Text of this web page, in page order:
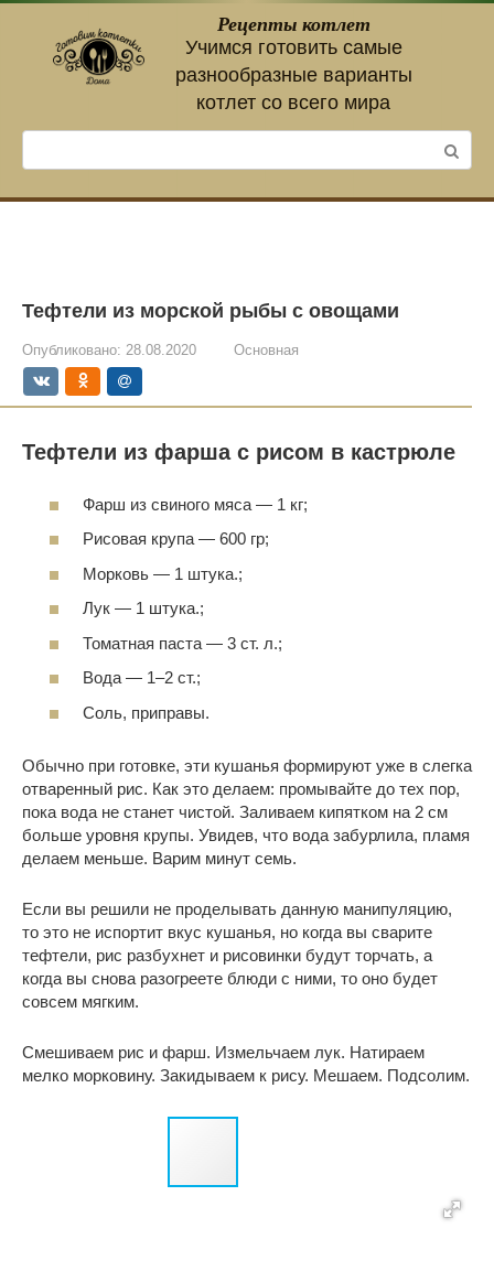
контенту
Рецепты котлет
Учимся готовить самые
разнообразные варианты
котлет со всего мира
Тефтели из морской рыбы с овощами
Опубликовано: 28.08.2020 Основная
Тефтели из фарша с рисом в кастрюле
Фарш из свиного мяса — 1 кг;
Рисовая крупа — 600 гр;
Морковь — 1 штука.;
Лук — 1 штука.;
Томатная паста — 3 ст. л.;
Вода — 1–2 ст.;
Соль, приправы.
Обычно при готовке, эти кушанья формируют уже в слегка
отваренный рис. Как это делаем: промывайте до тех пор,
пока вода не станет чистой. Заливаем кипятком на 2 см
больше уровня крупы. Увидев, что вода забурлила, пламя
делаем меньше. Варим минут семь.
Если вы решили не проделывать данную манипуляцию,
то это не испортит вкус кушанья, но когда вы сварите
тефтели, рис разбухнет и рисовинки будут торчать, а
когда вы снова разогреете блюди с ними, то оно будет
совсем мягким.
Смешиваем рис и фарш. Измельчаем лук. Натираем
мелко морковину. Закидываем к рису. Мешаем. Подсолим.